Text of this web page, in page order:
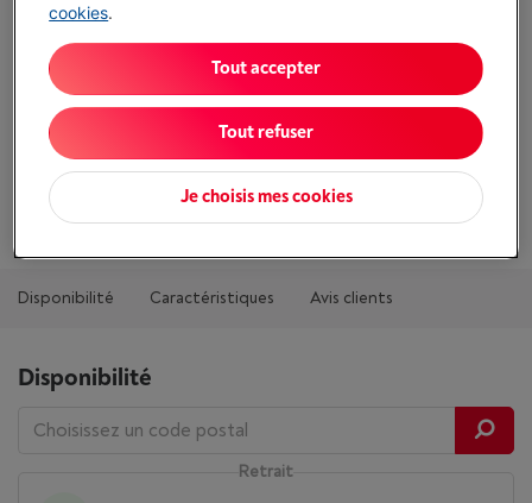
Atouts
Modèle compatible: Apple iPad mini (6e génération)
Taille d'écran maximale: 8.3 "
Afficher toutes les caractéristiques
Disponibilité Caractéristiques Avis clients
Disponibilité
Retrait
cookies.
Je choisis mes cookies
Tout refuser
Tout accepter